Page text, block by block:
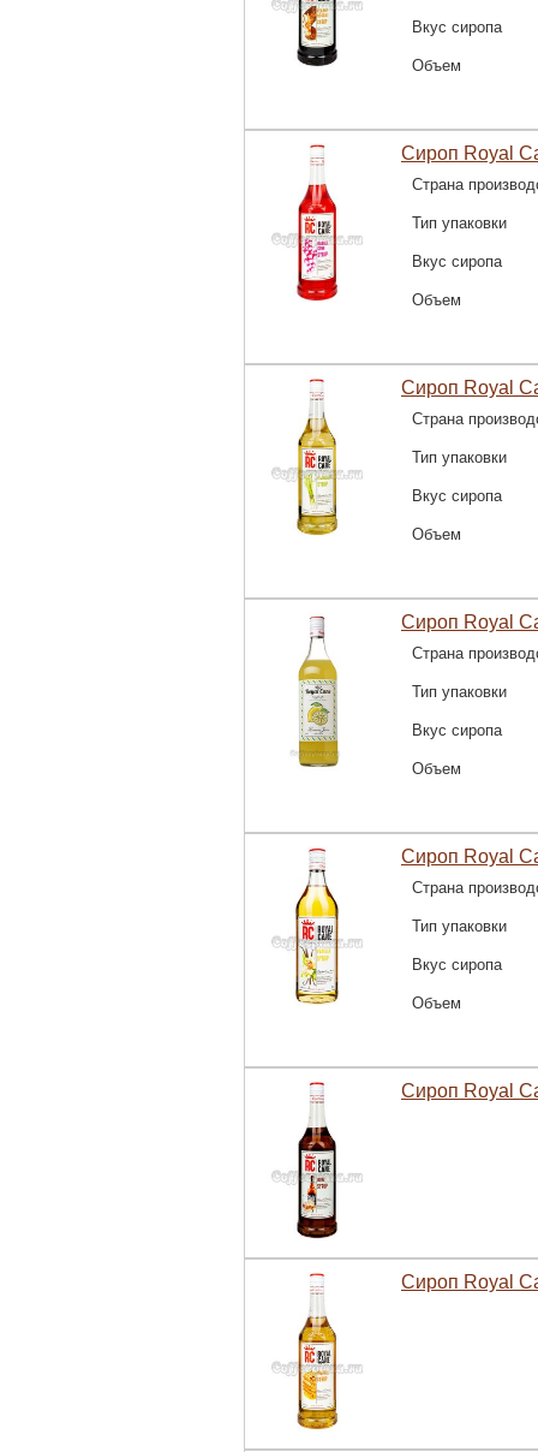
Вкус сиропа
Объем
Сироп Royal
Страна
Тип упаковки
Вкус сиропа
Объем
Сироп Royal
Страна
Тип упаковки
Вкус сиропа
Объем
Сироп Royal
Страна
Тип упаковки
Вкус сиропа
Объем
Сироп Royal
Страна
Тип упаковки
Вкус сиропа
Объем
Сироп Royal
Сироп Royal